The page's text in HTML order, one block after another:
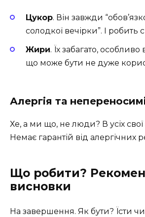
Цукор. Він завжди
солодкої вечірки”. І робить
Жири. Їх забагато,
що може бути не дуже
Алергія та
Хе, а ми що, не люди? В усіх
Немає гарантій від алергічних
Що робити?
висновки
На завершення. Як бути? Їсти